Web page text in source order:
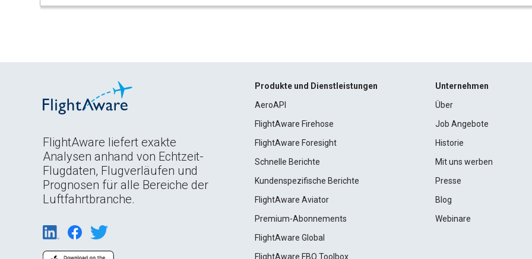
FlightAware liefert exakte
Analysen anhand von Echtzeit-
Flugdaten, Flugverläufen und
Prognosen für alle Bereiche der
Luftfahrtbranche.
Produkte und Dienstleistungen
AeroAPI
FlightAware Firehose
FlightAware Foresight
Schnelle Berichte
Kundenspezifische Berichte
FlightAware Aviator
Premium-Abonnements
FlightAware Global
FlightAware FBO Toolbox
Unternehmen
Über
Job Angebote
Historie
Mit uns werben
Presse
Blog
Webinare